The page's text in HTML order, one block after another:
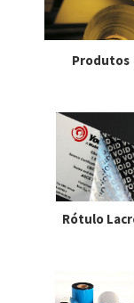
Produtos
Rótulo